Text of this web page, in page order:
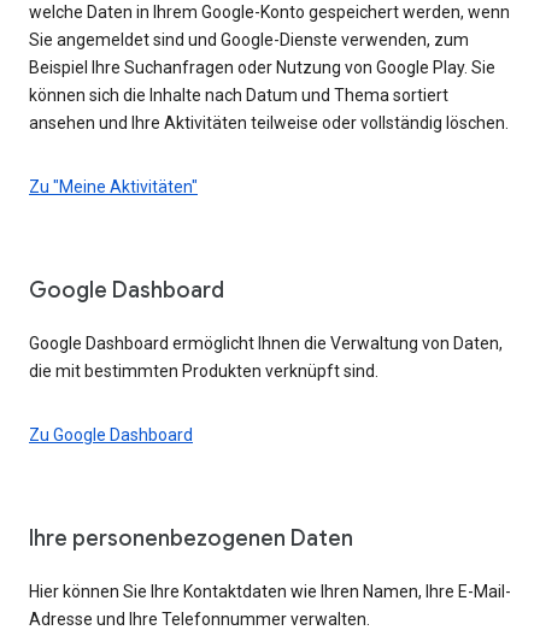
welche Daten in Ihrem Google-Konto gespeichert werden, wenn
Sie angemeldet sind und Google-Dienste verwenden, zum
Beispiel Ihre Suchanfragen oder Nutzung von Google Play. Sie
können sich die Inhalte nach Datum und Thema sortiert
ansehen und Ihre Aktivitäten teilweise oder vollständig löschen.
Zu "Meine Aktivitäten"
Google Dashboard
Google Dashboard ermöglicht Ihnen die Verwaltung von Daten,
die mit bestimmten Produkten verknüpft sind.
Zu Google Dashboard
Ihre personenbezogenen Daten
Hier können Sie Ihre Kontaktdaten wie Ihren Namen, Ihre E-Mail-
Adresse und Ihre Telefonnummer verwalten.